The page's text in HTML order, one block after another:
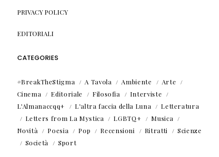
PRIVACY POLICY
EDITORIALI
CATEGORIES
#BreakTheStigma A Tavola Ambiente
Arte
Cinema
Editoriale Filosofia
Interviste
L'Almanaccqq+
L'altra faccia della Luna
Letteratura
Letters from La Mystica
LGBTQ+
Musica
Novità
Poesia Pop Recensioni Ritratti
Scienze
Società
Sport